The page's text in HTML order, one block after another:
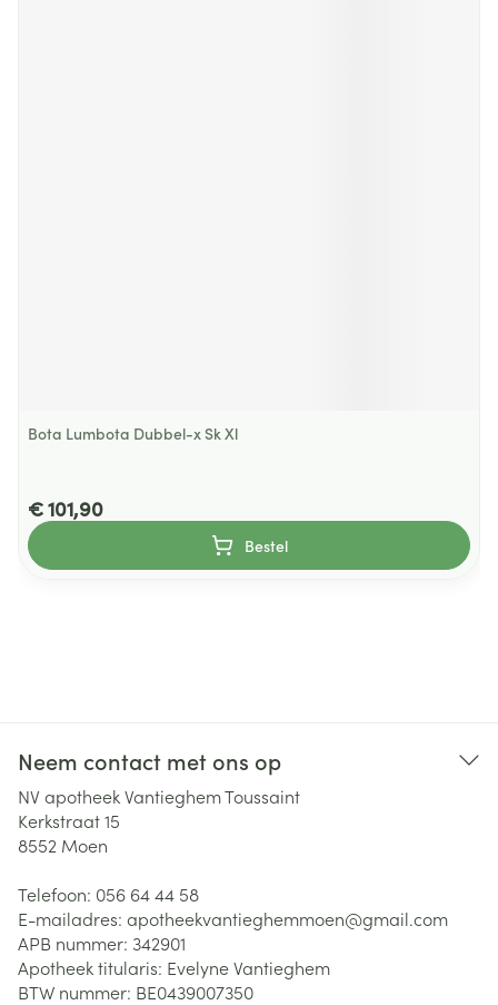
Bota Lumbota Dubbel-x Sk Xl
€ 101,90
Bestel
Neem contact met ons op
NV apotheek Vantieghem Toussaint
Kerkstraat 15
8552 Moen
Telefoon: 056 64 44 58
E-mailadres: apotheekvantieghemmoen@gmail.com
APB nummer: 342901
Apotheek titularis: Evelyne Vantieghem
BTW nummer: BE0439007350